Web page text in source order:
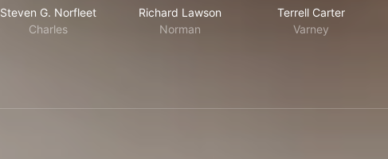
Steven G. Norfleet
Charles
Richard Lawson
Norman
Terrell Carter
Varney